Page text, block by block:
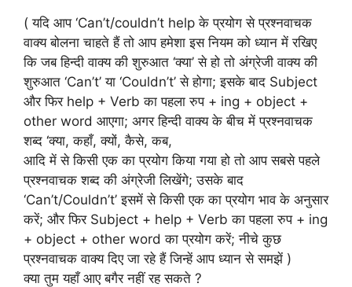
( यदि आप ‘Can’t/couldn’t help के प्रयोग से प्रश्नवाचक
वाक्य बोलना चाहते हैं तो आप हमेशा इस नियम को ध्यान में रखिए
कि जब हिन्दी वाक्य की शुरुआत ‘क्या’ से हो तो अंग्रेजी वाक्य की
शुरुआत ‘Can’t’ या ‘Couldn’t’ से होगा; इसके बाद Subject
और फिर help + Verb का पहला रुप + ing + object +
other word आएगा; अगर हिन्दी वाक्य के बीच में प्रश्नवाचक
शब्द ‘क्या, कहाँ, क्यों, कैसे, कब,
आदि में से किसी एक का प्रयोग किया गया हो तो आप सबसे पहले
प्रश्नवाचक शब्द की अंग्रेजी लिखेंगे; उसके बाद
‘Can’t/Couldn’t’ इसमें से किसी एक का प्रयोग भाव के अनुसार
करें; और फिर Subject + help + Verb का पहला रुप + ing
+ object + other word का प्रयोग करें; नीचे कुछ
प्रश्नवाचक वाक्य दिए जा रहे हैं जिन्हें आप ध्यान से समझें )
क्या तुम यहाँ आए बगैर नहीं रह सकते ?